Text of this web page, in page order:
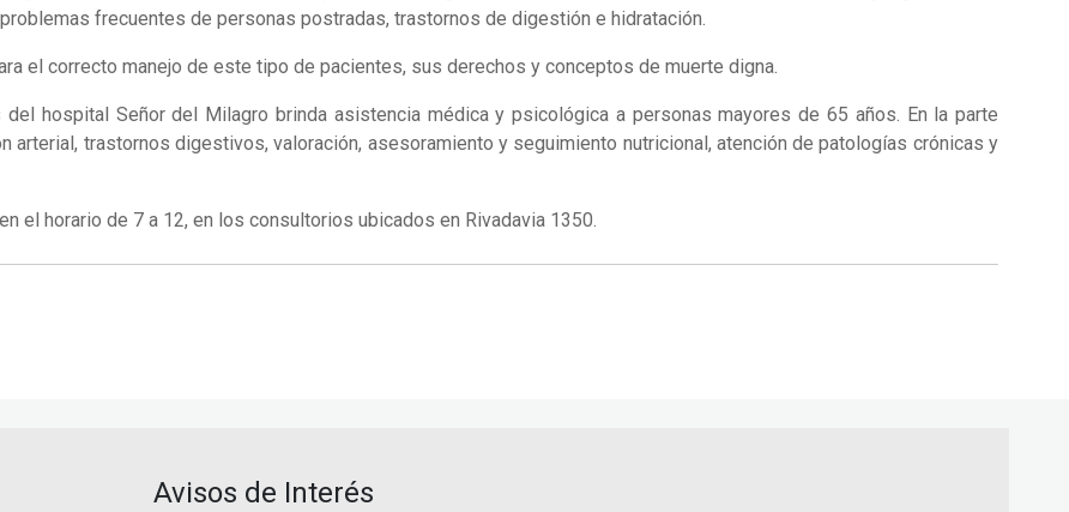
frecuentes de personas postradas, trastornos de digestión e hidratación.
el correcto manejo de este tipo de pacientes, sus derechos y conceptos de muerte digna.
hospital Señor del Milagro brinda asistencia médica y psicológica a personas mayores de 65 años. En la parte
trastornos digestivos, valoración, asesoramiento y seguimiento nutricional, atención de patologías crónicas y
el horario de 7 a 12, en los consultorios ubicados en Rivadavia 1350.
Avisos de Interés